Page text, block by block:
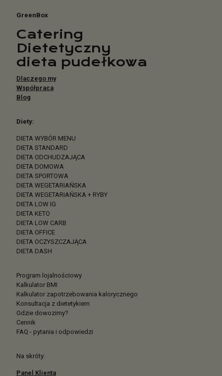
GreenBox
Catering
Dietetyczny
dieta pudełkowa
Dlaczego my
Współpraca
Blog
Diety:
DIETA WYBÓR MENU
DIETA STANDARD
DIETA ODCHUDZAJĄCA
DIETA DOMOWA
DIETA SPORTOWA
DIETA WEGETARIAŃSKA
DIETA WEGETARIAŃSKA + RYBY
DIETA LOW IG
DIETA KETO
DIETA LOW CARB
DIETA OFFICE
DIETA OCZYSZCZAJĄCA
DIETA DASH
Program lojalnościowy
Kalkulator BMI
Kalkulator zapotrzebowania kalorycznego
Konsultacja z dietetykiem
Gdzie dowozimy?
Cennik
FAQ - pytania i odpowiedzi
Na skróty:
Panel Klienta